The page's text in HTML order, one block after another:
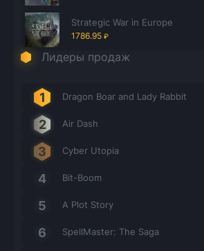
Strategic War in Europe
1786.95 ₽
Лидеры продаж
Dragon Boar and Lady Rabbit
Air Dash
Cyber Utopia
Bit-Boom
A Plot Story
SpellMaster: The Saga